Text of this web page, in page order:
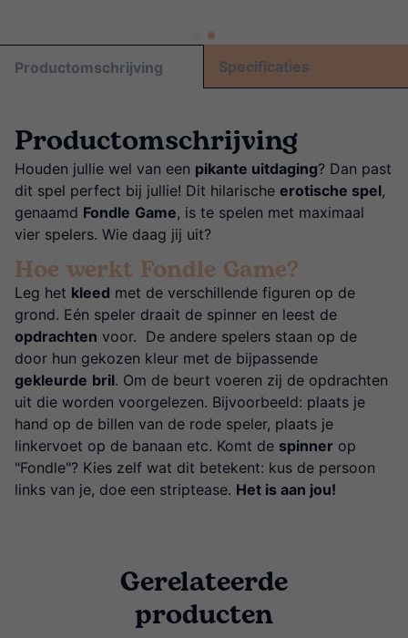
Productomschrijving Specificaties
Productomschrijving
Houden jullie wel van een pikante uitdaging? Dan past
dit spel perfect bij jullie! Dit hilarische erotische spel,
genaamd Fondle Game, is te spelen met maximaal
vier spelers. Wie daag jij uit?
Hoe werkt Fondle Game?
Leg het kleed met de verschillende figuren op de
grond. Eén speler draait de spinner en leest de
opdrachten voor. De andere spelers staan op de
door hun gekozen kleur met de bijpassende
gekleurde bril. Om de beurt voeren zij de opdrachten
uit die worden voorgelezen. Bijvoorbeeld: plaats je
hand op de billen van de rode speler, plaats je
linkervoet op de banaan etc. Komt de spinner op
"Fondle"? Kies zelf wat dit betekent: kus de persoon
links van je, doe een striptease. Het is aan jou!
Gerelateerde
producten